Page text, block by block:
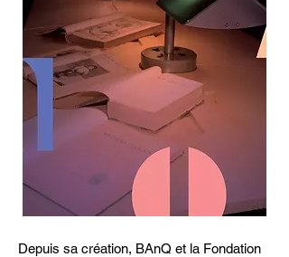
Depuis sa création, BAnQ et la Fondation